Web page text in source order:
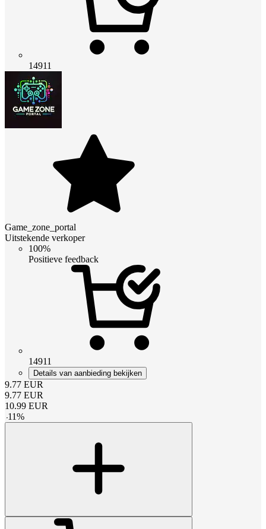
14911
Game_zone_portal
Uitstekende verkoper
100%
Positieve feedback
14911
Details van aanbieding bekijken
9.77 EUR
9.77 EUR
10.99 EUR
-11%